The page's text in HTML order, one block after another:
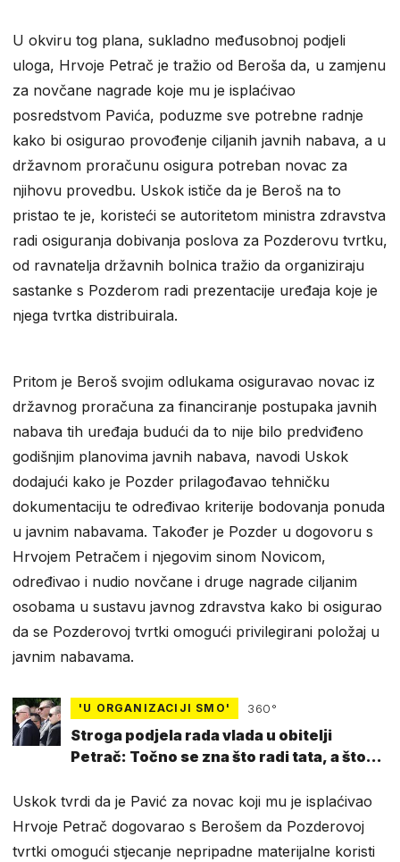
U okviru tog plana, sukladno međusobnoj podjeli
uloga, Hrvoje Petrač je tražio od Beroša da, u zamjenu
za novčane nagrade koje mu je isplaćivao
posredstvom Pavića, poduzme sve potrebne radnje
kako bi osigurao provođenje ciljanih javnih nabava, a u
državnom proračunu osigura potreban novac za
njihovu provedbu. Uskok ističe da je Beroš na to
pristao te je, koristeći se autoritetom ministra zdravstva
radi osiguranja dobivanja poslova za Pozderovu tvrtku,
od ravnatelja državnih bolnica tražio da organiziraju
sastanke s Pozderom radi prezentacije uređaja koje je
njega tvrtka distribuirala.
Pritom je Beroš svojim odlukama osiguravao novac iz
državnog proračuna za financiranje postupaka javnih
nabava tih uređaja budući da to nije bilo predviđeno
godišnjim planovima javnih nabava, navodi Uskok
dodajući kako je Pozder prilagođavao tehničku
dokumentaciju te određivao kriterije bodovanja ponuda
u javnim nabavama. Također je Pozder u dogovoru s
Hrvojem Petračem i njegovim sinom Novicom,
određivao i nudio novčane i druge nagrade ciljanim
osobama u sustavu javnog zdravstva kako bi osigurao
da se Pozderovoj tvrtki omogući privilegirani položaj u
javnim nabavama.
'U ORGANIZACIJI SMO' 360°
Stroga podjela rada vlada u obitelji
Petrač: Točno se zna što radi tata, a što
Uskok tvrdi da je Pavić za novac koji mu je isplaćivao
Hrvoje Petrač dogovarao s Berošem da Pozderovoj
tvrtki omogući stjecanje nepripadne materijalne koristi